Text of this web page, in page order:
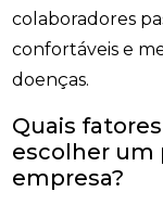
colaboradores
confortáveis e
doenças.
Quais
escolher um
empresa?